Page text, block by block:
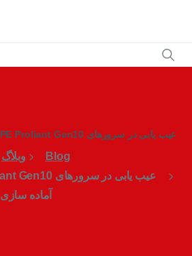
عیب یابی در سرورهای HPE Proliant Gen10 – بخش اول آماده سازی
Blog
وبلاگ
آماده سازی